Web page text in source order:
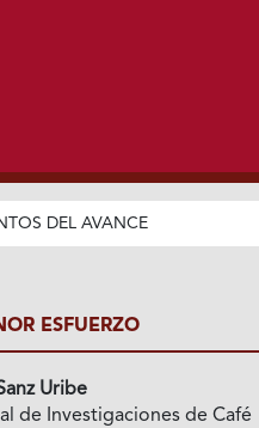
DEL AVANCE
ESFUERZO
Uribe
de Investigaciones de Café